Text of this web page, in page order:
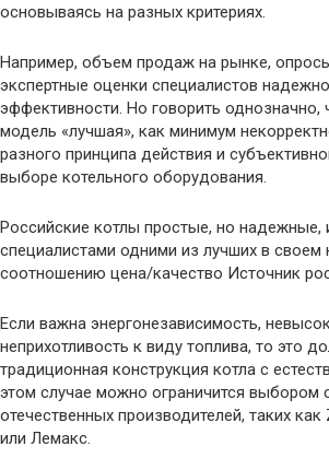
основываясь на разных критериях.
Например, объем продаж на рынке,
экспертные оценки специалистов
эффективности. Но говорить однозначно,
модель «лучшая», как минимум
разного принципа действия и
выборе котельного оборудования.
Российские котлы простые, но надежные,
специалистами одними из лучших в своем
соотношению цена/качество Источник
Если важна энергонезависимость,
неприхотливость к виду топлива, то это
традиционная конструкция котла с
этом случае можно ограничится выбором
отечественных производителей, таких
или Лемакс.